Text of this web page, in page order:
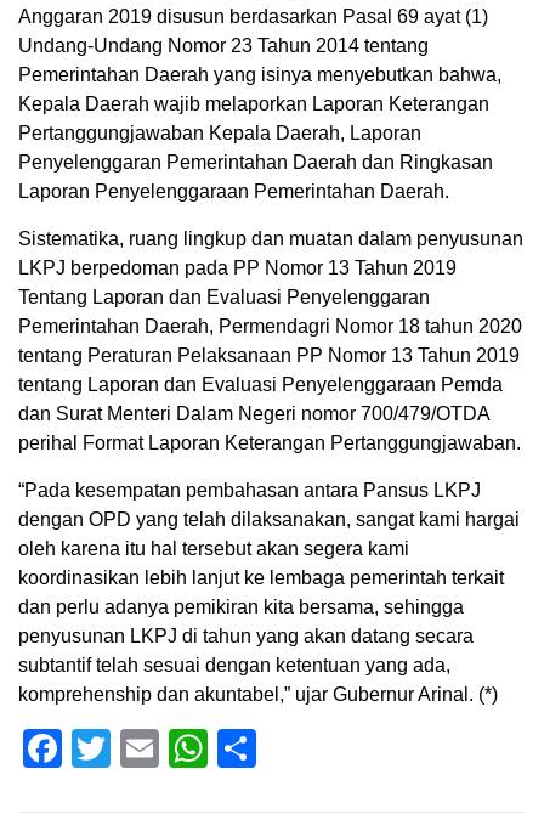
Anggaran 2019 disusun berdasarkan Pasal 69 ayat (1)
Undang-Undang Nomor 23 Tahun 2014 tentang
Pemerintahan Daerah yang isinya menyebutkan bahwa,
Kepala Daerah wajib melaporkan Laporan Keterangan
Pertanggungjawaban Kepala Daerah, Laporan
Penyelenggaran Pemerintahan Daerah dan Ringkasan
Laporan Penyelenggaraan Pemerintahan Daerah.
Sistematika, ruang lingkup dan muatan dalam penyusunan
LKPJ berpedoman pada PP Nomor 13 Tahun 2019
Tentang Laporan dan Evaluasi Penyelenggaran
Pemerintahan Daerah, Permendagri Nomor 18 tahun 2020
tentang Peraturan Pelaksanaan PP Nomor 13 Tahun 2019
tentang Laporan dan Evaluasi Penyelenggaraan Pemda
dan Surat Menteri Dalam Negeri nomor 700/479/OTDA
perihal Format Laporan Keterangan Pertanggungjawaban.
“Pada kesempatan pembahasan antara Pansus LKPJ
dengan OPD yang telah dilaksanakan, sangat kami hargai
oleh karena itu hal tersebut akan segera kami
koordinasikan lebih lanjut ke lembaga pemerintah terkait
dan perlu adanya pemikiran kita bersama, sehingga
penyusunan LKPJ di tahun yang akan datang secara
subtantif telah sesuai dengan ketentuan yang ada,
komprehenship dan akuntabel,” ujar Gubernur Arinal. (*)
Facebook
Twitter
EmailWhatsApp